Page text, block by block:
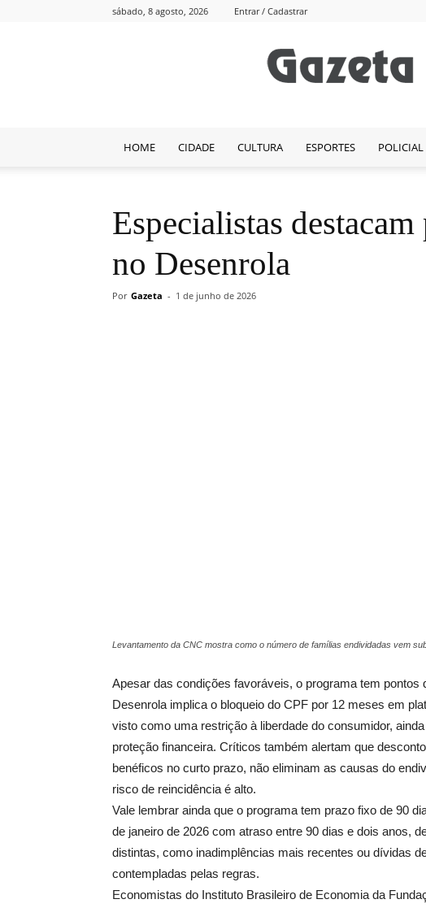
sábado, 8 agosto, 2026 Entrar / Cadastrar
HOME CIDADE CULTURA ESPORTES POLICIAL
Especialistas
no Desenrola
Por Gazeta - 1 de junho de 2026
Levantamento da CNC mostra como o número de famílias endividadas vem
Apesar das condições favoráveis, o programa tem pontos
Desenrola implica o bloqueio do CPF por 12 meses em
visto como uma restrição à liberdade do consumidor,
proteção financeira. Críticos também alertam que
benéficos no curto prazo, não eliminam as causas do
risco de reincidência é alto.
Vale lembrar ainda que o programa tem prazo fixo de 90
de janeiro de 2026 com atraso entre 90 dias e dois anos,
distintas, como inadimplências mais recentes ou dívidas
contempladas pelas regras.
Economistas do Instituto Brasileiro de Economia da